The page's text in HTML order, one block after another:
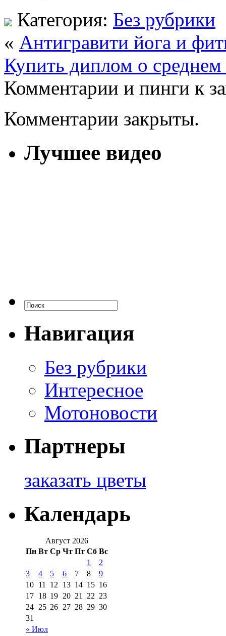
Категория: Без рубрики
« Антигравити йога и
Купить диплом о среднем
Комментарии и пинги к
Комментарии закрыты.
Лучшее видео
Навигация
Без рубрики
Интересное
Мотоновости
Партнеры
заказать цветы
Календарь
Август 2026
Пн Вт Ср Чт Пт Сб Вс
« Июл
1
2
3
4 5 6 7 8
9
10 11 12 13 14 15 16
17 18 19 20 21 22 23
24 25 26 27 28 29 30
31